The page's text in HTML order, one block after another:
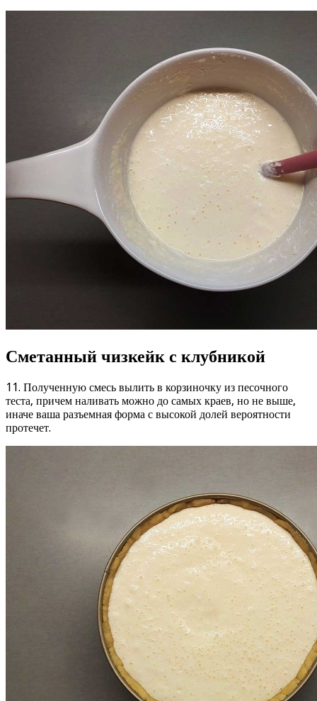
Сметанный чизкейк с клубникой
11. Полученную смесь вылить в корзиночку из песочного
теста, причем наливать можно до самых краев, но не выше,
иначе ваша разъемная форма с высокой долей вероятности
протечет.